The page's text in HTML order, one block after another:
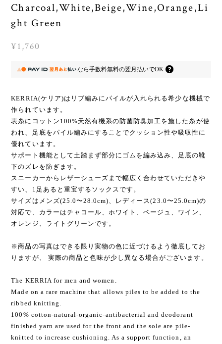
Charcoal,White,Beige,Wine,Orange,Li
ght Green
¥1,760
なら手数料無料の翌月払いでOK
KERRIA(ケリア)はリブ編みにパイルが入れられる希少な機械で
作られています。
表糸にコットン100%天然有機系の防菌防臭加工を施した糸が使
われ、足底をパイル編みにすることでクッション性や吸収性に
優れています。
サポート機能として土踏まず部分にゴムを編み込み、足底の靴
下のズレを防ぎます。
スニーカーからレザーシューズまで幅広く合わせていただきや
すい、1足あると重宝するソックスです。
サイズはメンズ(25.0〜28.0cm)、レディース(23.0〜25.0cm)の
対応で、カラーはチャコール、ホワイト、ベージュ、ワイン、
オレンジ、ライトグリーンです。
※商品の写真はできる限り実物の色に近づけるよう徹底してお
りますが、 実際の商品と色味が少し異なる場合がございます。
The KERRIA for men and women.
Made on a rare machine that allows piles to be added to the
ribbed knitting.
100% cotton-natural-organic-antibacterial and deodorant
finished yarn are used for the front and the sole are pile-
knitted to increase cushioning. As a support function, an